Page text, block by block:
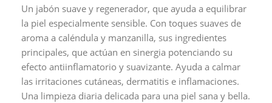
Un jabón suave y regenerador, que ayuda a equilibrar
la piel especialmente sensible. Con toques suaves de
aroma a caléndula y manzanilla, sus ingredientes
principales, que actúan en sinergia potenciando su
efecto antiinflamatorio y suavizante. Ayuda a calmar
las irritaciones cutáneas, dermatitis e inflamaciones.
Una limpieza diaria delicada para una piel sana y bella.